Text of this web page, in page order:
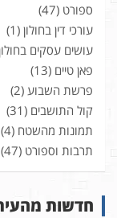
ספורט (47)
עורכי דין בחולון (1)
עושים עסקים
פאן טיים (13)
פרשת השבוע (2)
קול התושבים (31)
תמונות מהשטח (4)
תרבות וספורט (47)
חדשות